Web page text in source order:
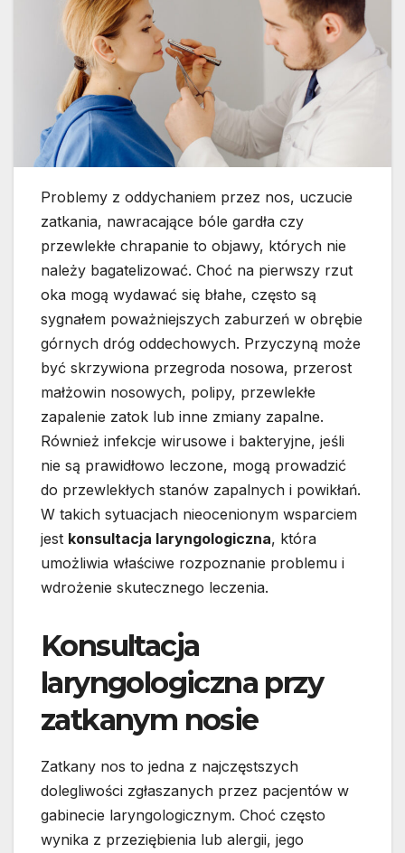
Problemy z oddychaniem przez nos, uczucie
zatkania, nawracające bóle gardła czy
przewlekłe chrapanie to objawy, których nie
należy bagatelizować. Choć na pierwszy rzut
oka mogą wydawać się błahe, często są
sygnałem poważniejszych zaburzeń w obrębie
górnych dróg oddechowych. Przyczyną może
być skrzywiona przegroda nosowa, przerost
małżowin nosowych, polipy, przewlekłe
zapalenie zatok lub inne zmiany zapalne.
Również infekcje wirusowe i bakteryjne, jeśli
nie są prawidłowo leczone, mogą prowadzić
do przewlekłych stanów zapalnych i powikłań.
W takich sytuacjach nieocenionym wsparciem
jest konsultacja laryngologiczna, która
umożliwia właściwe rozpoznanie problemu i
wdrożenie skutecznego leczenia.
Konsultacja
laryngologiczna przy
zatkanym nosie
Zatkany nos to jedna z najczęstszych
dolegliwości zgłaszanych przez pacjentów w
gabinecie laryngologicznym. Choć często
wynika z przeziębienia lub alergii, jego